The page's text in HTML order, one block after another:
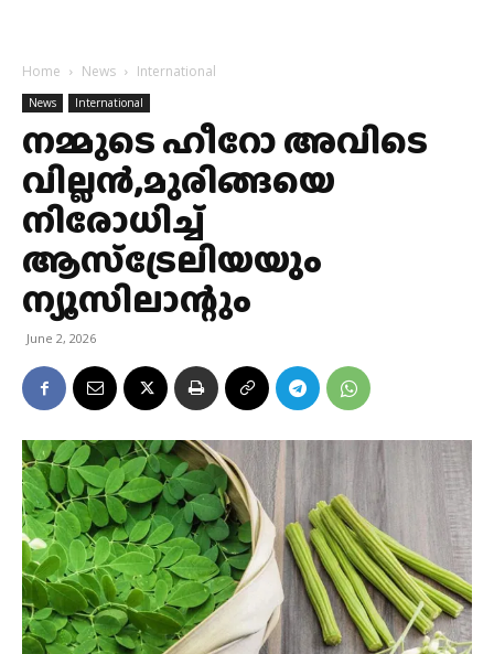
Home News International
News International
നമ്മുടെ ഹീറോ അവിടെ
വില്ലന്‍,മുരിങ്ങയെ
നിരോധിച്ച്
ആസ്‌ട്രേലിയയും
ന്യൂസിലാന്റും
June 2, 2026